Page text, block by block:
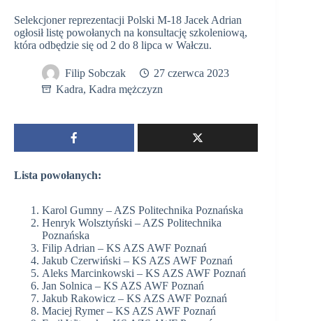
Selekcjoner reprezentacji Polski M-18 Jacek Adrian
ogłosił listę powołanych na konsultację szkoleniową,
która odbędzie się od 2 do 8 lipca w Wałczu.
Filip Sobczak
27 czerwca 2023
Kadra, Kadra mężczyzn
Lista powołanych:
Karol Gumny – AZS Politechnika Poznańska
Henryk Wolsztyński – AZS Politechnika
Poznańska
Filip Adrian – KS AZS AWF Poznań
Jakub Czerwiński – KS AZS AWF Poznań
Aleks Marcinkowski – KS AZS AWF Poznań
Jan Solnica – KS AZS AWF Poznań
Jakub Rakowicz – KS AZS AWF Poznań
Maciej Rymer – KS AZS AWF Poznań